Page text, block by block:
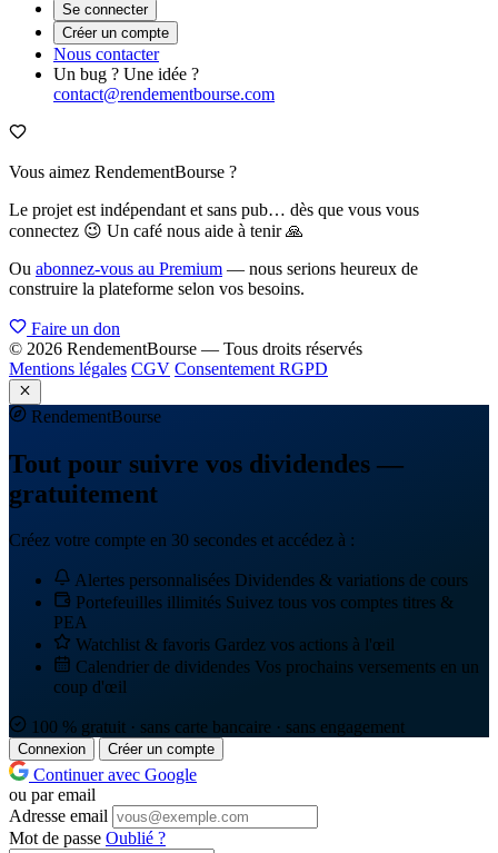
Se connecter
Créer un compte
Nous contacter
Un bug ? Une idée ?
contact@rendementbourse.com
Vous aimez RendementBourse ?
Le projet est indépendant et sans pub… dès que vous vous
connectez 😉 Un café nous aide à tenir 🙏
Ou abonnez-vous au Premium — nous serions heureux de
construire la plateforme selon vos besoins.
Faire un don
© 2026 RendementBourse — Tous droits réservés
Mentions légales CGV Consentement RGPD
RendementBourse
Tout pour suivre vos dividendes —
gratuitement
Créez votre compte en 30 secondes et accédez à :
Alertes personnalisées Dividendes & variations de cours
Portefeuilles illimités Suivez tous vos comptes titres &
PEA
Watchlist & favoris Gardez vos actions à l'œil
Calendrier de dividendes Vos prochains versements en un
coup d'œil
100 % gratuit · sans carte bancaire · sans engagement
Connexion Créer un compte
Continuer avec Google
ou par email
Adresse email
Mot de passe Oublié ?